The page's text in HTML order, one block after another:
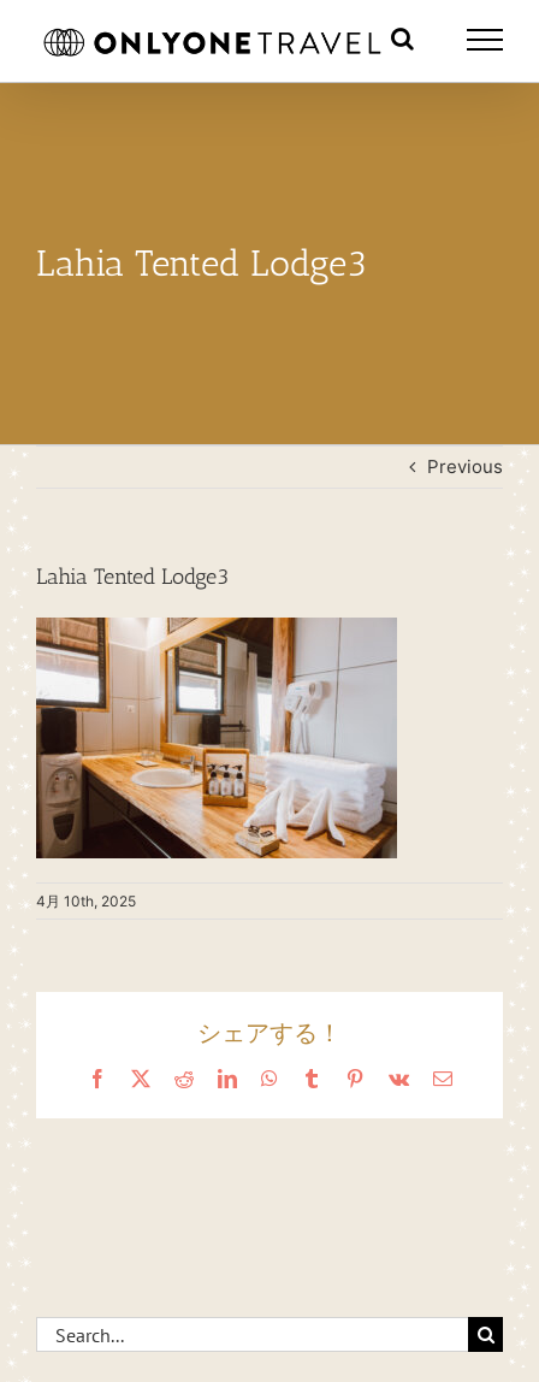
Lahia Tented Lodge3
Previous
Lahia Tented Lodge3
4月 10th, 2025
シェアする！
Facebook
X RedditLinkedInWhatsApp
TumblrPinterest
Vk Email
Search
for: